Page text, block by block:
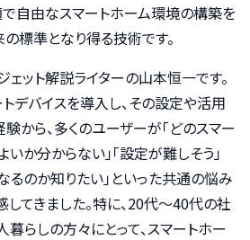
自由なスマートホーム環境の構築を
標準となり得る技術です。
ェット解説ライターの山本恒一です。
デバイスを導入し、その設定や活用
から、多くのユーザーが「どのスマー
か分からない」「設定が難しそう」
るのか知りたい」といった共通の悩み
てきました。特に、20代〜40代の社
らしの方々にとって、スマートホー